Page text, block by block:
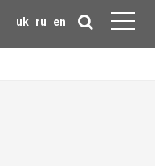
uk ru en